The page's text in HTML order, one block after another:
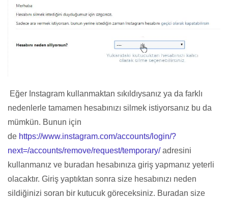
Eğer Instagram kullanmaktan sıkıldıysanız ya da farklı
nedenlerle tamamen hesabınızı silmek istiyorsanız bu da
mümkün. Bunun için
de https://www.instagram.com/accounts/login/?
next=/accounts/remove/request/temporary/adresini
kullanmanız ve buradan hesabınıza giriş yapmanız yeterli
olacaktır. Giriş yaptıktan sonra size hesabınızı neden
sildiğinizi soran bir kutucuk göreceksiniz. Buradan size